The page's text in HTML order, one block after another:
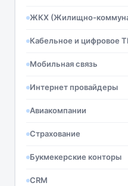
ЖКХ (Жилищно-
Кабельное и цифровое
Мобильная связь
Интернет провайдеры
Авиакомпании
Страхование
Букмекерские конторы
CRM